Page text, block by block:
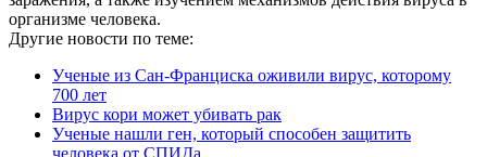
организме человека.
Другие новости по теме:
Ученые из Сан-Франциска оживили вирус, которому
700 лет
Вирус кори может убивать рак
Ученые нашли ген, который способен защитить
человека от СПИДа